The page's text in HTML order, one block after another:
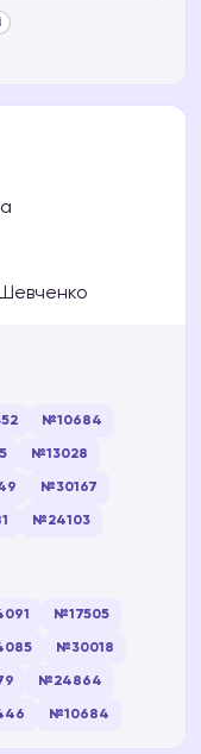
i
№10684
№13028
№30167
№24103
№17505
№30018
№24864
№10684